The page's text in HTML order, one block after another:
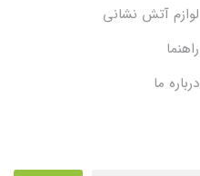
لوازم آتش نشانی
راهنما
درباره ما